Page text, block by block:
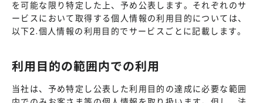
を可能な限り特定した上、予め公表します。それぞれのサ
ービスにおいて取得する個人情報の利用目的については、
以下2.個人情報の利用目的でサービスごとに記載します。
利用目的の範囲内での利用
当社は、予め特定し公表した利用目的の達成に必要な範囲